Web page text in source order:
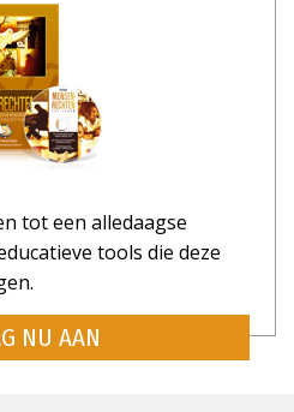
tot een alledaagse
tools die deze
NU AAN